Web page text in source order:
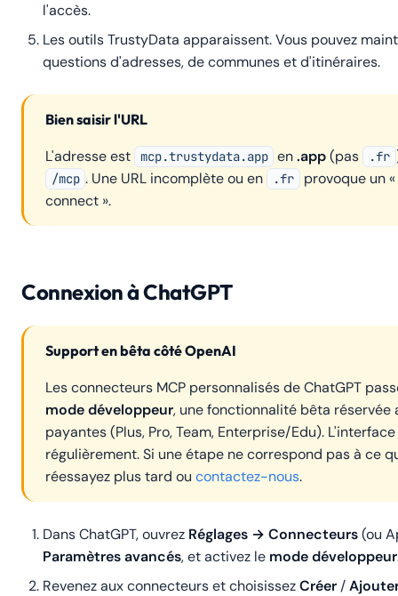
l'accès.
Les outils TrustyData apparaissent. Vous pouvez
questions d'adresses, de communes et d'itinéraires.
Bien saisir l'URL
L'adresse est mcp.trustydata.app en.app(pas .fr
/mcp . Une URL incomplète ou en .fr
provoque un
connect ».
Connexion à ChatGPT
Support en bêta côté OpenAI
Les connecteurs MCP personnalisés de ChatGPT
mode développeur, une fonctionnalité bêta réservée
payantes (Plus, Pro, Team, Enterprise/Edu).
régulièrement. Si une étape ne correspond pas à ce
réessayez plus tard ou contactez-nous.
Dans ChatGPT, ouvrez Réglages → Connecteurs(ou
Paramètres avancés, et activez le mode développeur
Revenez aux connecteurs et choisissezCréer /